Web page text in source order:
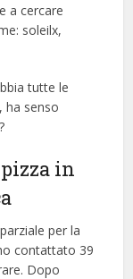
a cercare
soleilx,
tutte le
ha senso
in
per la
contattato 39
Dopo